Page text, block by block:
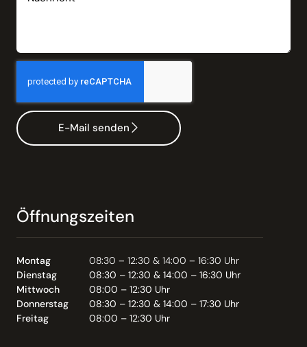
E-Mail senden
Öffnungszeiten
Montag
08:30 – 12:30 & 14:00 – 16:30 Uhr
Dienstag
08:30 – 12:30 & 14:00 – 16:30 Uhr
Mittwoch
08:00 – 12:30 Uhr
Donnerstag
08:30 – 12:30 & 14:00 – 17:30 Uhr
Freitag
08:00 – 12:30 Uhr